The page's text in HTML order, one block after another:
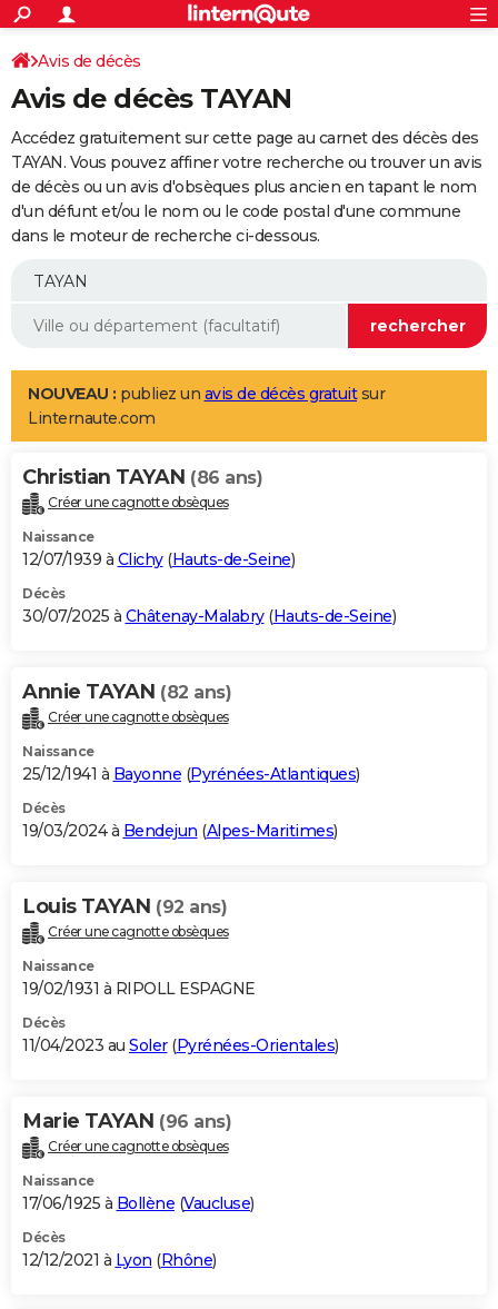
ACTUALITÉS
Politique
Société
Faits Divers
Education
Monde
Villes
+
SPORT
Coupe du monde 2026
Football
Tennis
Cyclisme
Rugby
Forum
Programme TV
TNT
Streaming
Cinéma
Sorties cinéma
Musique
+FINANCE
Retraite
Impôts
Epargne
Immobilier
Risques naturels par ville
Banque
Assurance
Crédit
AUTO
Essais
Réserver un essai
Citadines
Berlines
SUV
Forum auto
+
Mobiles
Meilleur smartphone
Internet
Ordinateurs
Jeux vidéo
Guide high-tech
Aménagement intérieur
LIFESTYLE
Art de vivre
Bien-être
Loisirs
Mode
Modes de vie
Alimentation
Guide de la santé
Maladies
Médicaments
Sommeil
VOYAGE
Destinations
City break
Voyage nature
Voyage de noces
Forum
Climat
+PHOTO
GUIDES D'ACHAT
BONS PLANS
Carte de Noël
Carte Bonne année
Carte Saint-Valentin
Carte Pâques
Carte d'anniversaire
DICTIONNAIRE
Dictionnaire
Biographies
Citations
Expressions
Proverbes
PROGRAMME TV
S'inscrire
Se connecter
Lycées
Collèges
Primaires
Universités
Entreprises
Service militaire
Avis de recherche
AVIS DE DÉCÈS
Bricolage
Lifestyle
Culture
Sport
Auto
Television
Voyage
Cinema
Avis de décès
Avis de décès TAYAN
Accédez gratuitement sur cette page au carnet des décès des
TAYAN. Vous pouvez affiner votre recherche ou trouver un avis
de décès ou un avis d'obsèques plus ancien en tapant le nom
d'un défunt et/ou le nom ou le code postal d'une commune
dans le moteur de recherche ci-dessous.
NOUVEAU : publiez un avis de décès gratuitsur
Linternaute.com
Christian TAYAN (86 ans)
Créer une cagnotte obsèques
Naissance
12/07/1939 à Clichy(Hauts-de-Seine)
Décès
30/07/2025 à Châtenay-Malabry(Hauts-de-Seine)
Annie TAYAN (82 ans)
Créer une cagnotte obsèques
Naissance
25/12/1941 à Bayonne (Pyrénées-Atlantiques)
Décès
19/03/2024 à Bendejun (Alpes-Maritimes)
Louis TAYAN (92 ans)
Créer une cagnotte obsèques
Naissance
19/02/1931 à RIPOLL ESPAGNE
Décès
11/04/2023 au Soler(Pyrénées-Orientales)
Marie TAYAN (96 ans)
Créer une cagnotte obsèques
Naissance
17/06/1925 à Bollène (Vaucluse)
Décès
12/12/2021 à Lyon (Rhône)